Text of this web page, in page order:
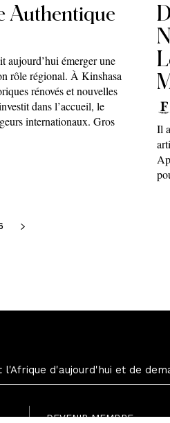
Authentique
aujourd’hui émerger une
rôle régional. À Kinshasa
rénovés et nouvelles
dans l’accueil, le
internationaux. Gros
Il
d'aujourd'hui et de
DEVENIR MEMBRE